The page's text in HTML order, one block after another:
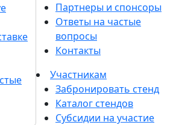
Партнеры и спонсоры
Ответы на частые
вопросы
Контакты
Участникам
Забронировать стенд
Каталог стендов
Субсидии на участие